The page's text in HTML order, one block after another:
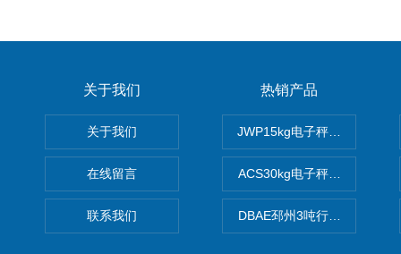
关于我们
关于我们
在线留言
联系我们
热销产品
JWP15kg电子秤价格,15公
ACS30kg电子秤价格,30公
DBAE邳州3吨行车电子吊秤